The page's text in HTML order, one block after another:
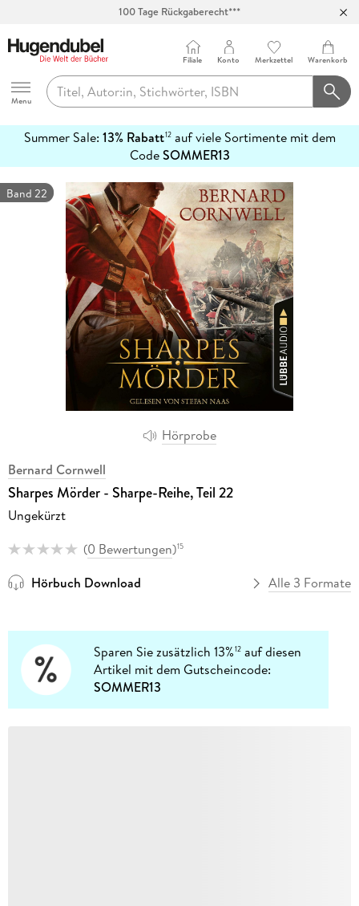
100 Tage Rückgaberecht***
Hugendubel
Menu
Filiale Konto Merkzettel Warenkorb
Summer Sale: 13% Rabatt12auf viele Sortimente mit dem
CodeSOMMER13
erfahren
Hörprobe
Band 22
Bernard Cornwell
Sharpes Mörder - Sharpe-Reihe, Teil 22
Ungekürzt
(0 Bewertungen)15
Hörbuch Download Alle 3 Formate
Sparen Sie zusätzlich 13%12 auf diesen
Artikel mit dem Gutscheincode:
SOMMER13